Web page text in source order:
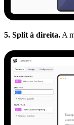
5. Split à direita.A